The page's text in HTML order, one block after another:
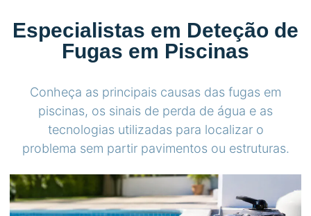
Especialistas em Deteção de
Fugas em Piscinas
Conheça as principais causas das fugas em
piscinas, os sinais de perda de água e as
tecnologias utilizadas para localizar o
problema sem partir pavimentos ou estruturas.